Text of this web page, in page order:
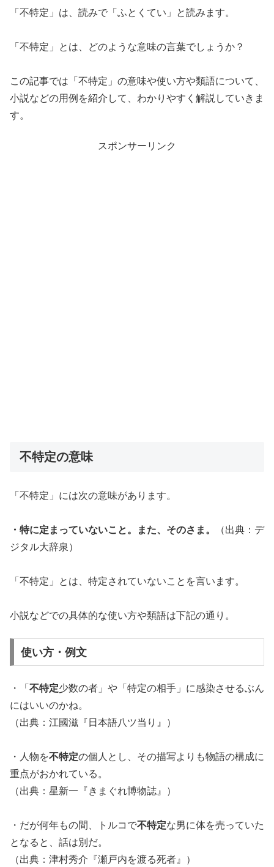
「不特定」は、読みで「ふとくてい」と読みます。
「不特定」とは、どのような意味の言葉でしょうか？
この記事では「不特定」の意味や使い方や類語について、
小説などの用例を紹介して、わかりやすく解説していきま
す。
スポンサーリンク
不特定の意味
「不特定」には次の意味があります。
・特に定まっていないこと。また、そのさま。
（出典：デ
ジタル大辞泉）
「不特定」とは、特定されていないことを言います。
小説などでの具体的な使い方や類語は下記の通り。
使い方・例文
・「 不特定少数の者」や「特定の相手」に感染させるぶん
にはいいのかね。
（出典：江國滋『日本語八ツ当り』）
・人物を不特定の個人とし、その描写よりも物語の構成に
重点がおかれている。
（出典：星新一『きまぐれ博物誌』）
・だが何年もの間、トルコで不特定な男に体を売っていた
となると、話は別だ。
（出典：津村秀介『瀬戸内を渡る死者』）